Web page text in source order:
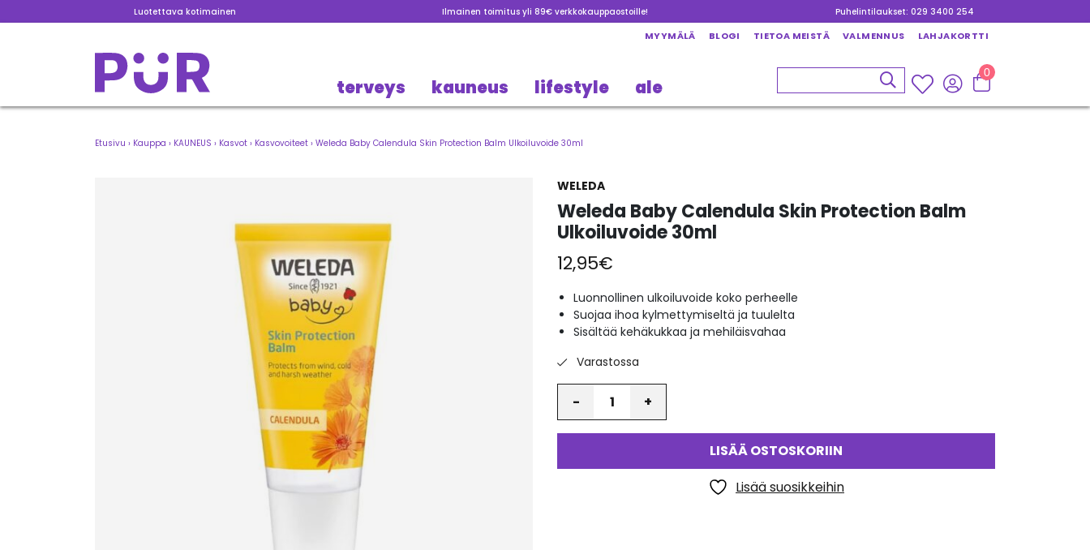
Luotettava kotimainen Ilmainen toimitus yli 89€ verkkokauppaostoille! Puhelintilaukset: 029 3400 254
MYYMÄLÄ BLOGI TIETOA MEISTÄ VALMENNUS LAHJAKORTTI
terveys kauneus lifestyle ale
0
Etusivu › Kauppa › KAUNEUS › Kasvot › Kasvovoiteet › Weleda Baby Calendula Skin Protection Balm Ulkoiluvoide 30ml
WELEDA
Weleda Baby Calendula Skin Protection Balm
Ulkoiluvoide 30ml
12,95€
Luonnollinen ulkoiluvoide koko perheelle
Suojaa ihoa kylmettymiseltä ja tuulelta
Sisältää kehäkukkaa ja mehiläisvahaa
Varastossa
LISÄÄ OSTOSKORIIN
Lisää suosikkeihin